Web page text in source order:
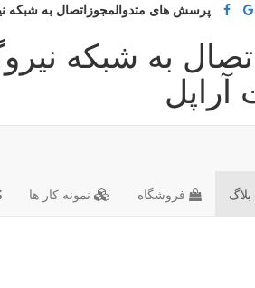
پرسش های متدوالمجوزاتصال به شبکه
به شبکه
نمونه کار ها فروشگاه بلاگ